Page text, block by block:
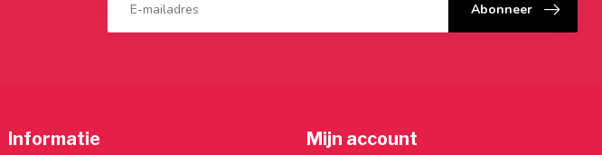
Abonneer
Informatie Mijn account